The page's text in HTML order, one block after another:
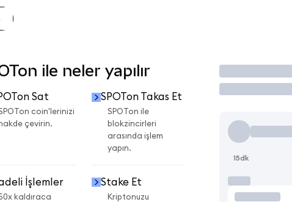
ile neler yapılır
Sat
coin'lerinizi
çevirin.
SPOTon Takas Et
SPOTon ile
blokzincirleri
arasında işlem
yapın.
İşlemler
kaldıraca
Stake Et
Kriptonuzu
İşlem Yap
15dk